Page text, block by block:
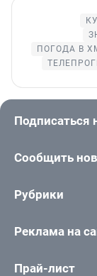
ПОГОДА В
Подписаться
Сообщить
Рубрики
Реклама на
Прай-лист